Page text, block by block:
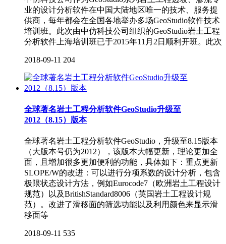
业的设计分析软件在中国大陆地区唯一的技术、服务提
供商，每年都会在全国各地举办多场GeoStudio软件技术
培训班。此次由中仿科技公司组织的GeoStudio岩土工程
分析软件上海培训班已于2015年11月2日顺利开班。此次
2018-09-11 204
全球著名岩土工程分析软件GeoStudio升级至
2012（8.15）版本
全球著名岩土工程分析软件GeoStudio，升级至8.15版本
（大版本号仍为2012），该版本大幅更新，理论更加全
面，且增加很多更加便利的功能，具体如下：重点更新
SLOPE/W的改进：可以进行分项系数的设计分析，包含
极限状态设计方法，例如Eurocode7（欧洲岩土工程设计
规范）以及BritishStandard8006（英国岩土工程设计规
范）。改进了滑移面的筛选功能以及利用颜色来显示滑
移面等
2018-09-11 535